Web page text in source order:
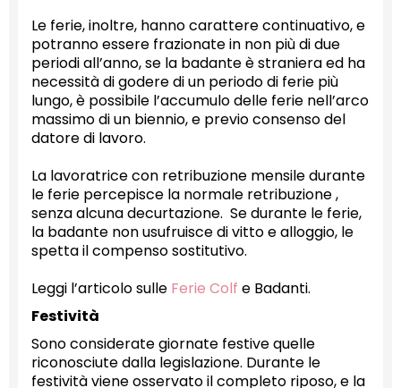
Le ferie, inoltre, hanno carattere continuativo, e
potranno essere frazionate in non più di due
periodi all’anno, se la badante è straniera ed ha
necessità di godere di un periodo di ferie più
lungo, è possibile l’accumulo delle ferie nell’arco
massimo di un biennio, e previo consenso del
datore di lavoro.
La lavoratrice con retribuzione mensile durante
le ferie percepisce la normale retribuzione ,
senza alcuna decurtazione. Se durante le ferie,
la badante non usufruisce di vitto e alloggio, le
spetta il compenso sostitutivo.
Leggi l’articolo sulle Ferie Colf e Badanti.
Festività
Sono considerate giornate festive quelle
riconosciute dalla legislazione. Durante le
festività viene osservato il completo riposo, e la